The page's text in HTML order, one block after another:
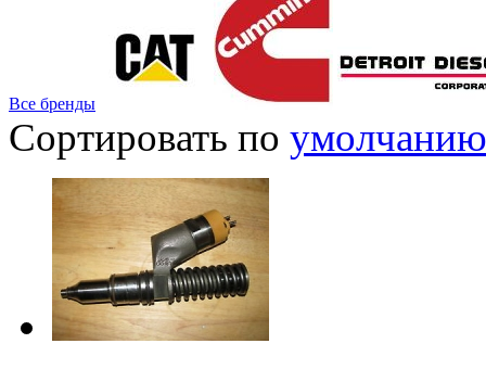
Все бренды
Сортировать по умолчанию